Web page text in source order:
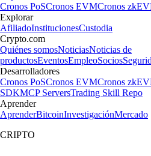
Cronos PoSCronos EVMCronos
Explorar
AfiliadoInstitucionesCustodia
Crypto.com
Quiénes somosNoticiasNoticias de
productosEventosEmpleoSocios
Desarrolladores
Cronos PoSCronos EVMCronos
SDKMCP ServersTrading Skill Repo
Aprender
AprenderBitcoinInvestigaciónMercado
CRIPTO